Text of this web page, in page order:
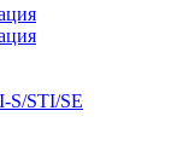
S/STI/SE